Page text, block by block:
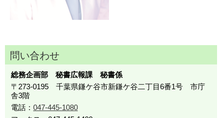
問い合わせ
総務企画部 秘書広報課 秘書係
〒273-0195 千葉県鎌ケ谷市新鎌ケ谷二丁目6番1号 市庁
舎3階
電話： 047-445-1080